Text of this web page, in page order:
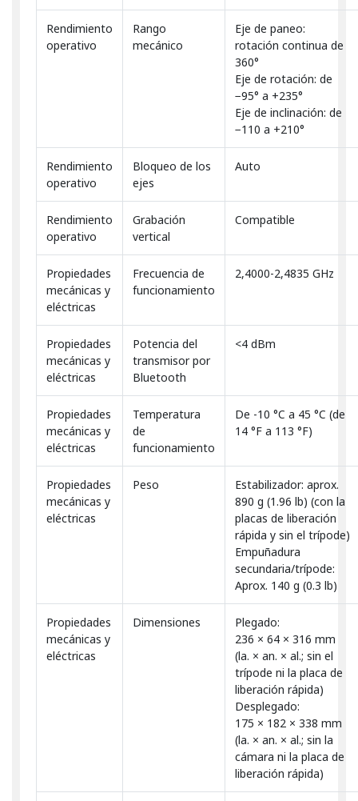
Rendimiento
operativo
Rango
mecánico
Eje de paneo:
rotación continua de
360°
Eje de rotación: de
−95° a +235°
Eje de inclinación: de
−110 a +210°
Rendimiento
operativo
Bloqueo de los
ejes
Auto
Rendimiento
operativo
Grabación
vertical
Compatible
Propiedades
mecánicas y
eléctricas
Frecuencia de
funcionamiento
2,4000-2,4835 GHz
Propiedades
mecánicas y
eléctricas
Potencia del
transmisor por
Bluetooth
<4 dBm
Propiedades
mecánicas y
eléctricas
Temperatura
de
funcionamiento
De -10 °C a 45 °C (de
14 °F a 113 °F)
Propiedades
mecánicas y
eléctricas
Peso
Estabilizador: aprox.
890 g (1.96 lb) (con la
placas de liberación
rápida y sin el trípode)
Empuñadura
secundaria/trípode:
Aprox. 140 g (0.3 lb)
Propiedades
mecánicas y
eléctricas
Dimensiones
Plegado:
236 × 64 × 316 mm
(la. × an. × al.; sin el
trípode ni la placa de
liberación rápida)
Desplegado:
175 × 182 × 338 mm
(la. × an. × al.; sin la
cámara ni la placa de
liberación rápida)